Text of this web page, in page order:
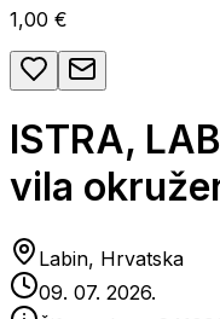
1,00 €
ISTRA,
vila
Labin, Hrvatska
09. 07. 2026.